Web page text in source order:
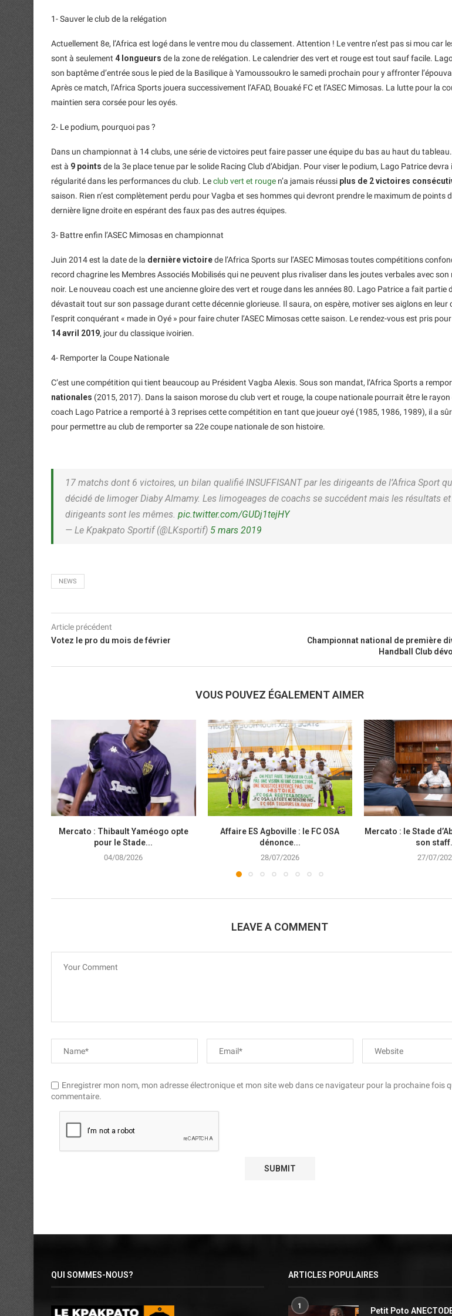
1- Sauver le club de la relégation
Actuellement 8e, l’Africa est logé dans le ventre mou du classement. Attention ! Le ventre n’est pas si mou car
sont à seulement 4 longueurs de la zone de relégation. Le calendrier des vert et rouge est tout sauf facile.
son baptême d’entrée sous le pied de la Basilique à Yamoussoukro le samedi prochain pour y affronter
Après ce match, l’Africa Sports jouera successivement l’AFAD, Bouaké FC et l’ASEC Mimosas. La lutte pour la
maintien sera corsée pour les oyés.
2- Le podium, pourquoi pas ?
Dans un championnat à 14 clubs, une série de victoires peut faire passer une équipe du bas au haut du tableau.
est à 9 points de la 3e place tenue par le solide Racing Club d’Abidjan. Pour viser le podium, Lago Patrice
régularité dans les performances du club. Leclub vert et rouge n’a jamais réussi plus de 2 victoires
saison. Rien n’est complètement perdu pour Vagba et ses hommes qui devront prendre le maximum de points
dernière ligne droite en espérant des faux pas des autres équipes.
3- Battre enfin l’ASEC Mimosas en championnat
Juin 2014 est la date de la dernière victoirede l’Africa Sports sur l’ASEC Mimosas toutes compétitions
record chagrine les Membres Associés Mobilisés qui ne peuvent plus rivaliser dans les joutes verbales avec son
noir. Le nouveau coach est une ancienne gloire des vert et rouge dans les années 80. Lago Patrice a fait partie
dévastait tout sur son passage durant cette décennie glorieuse. Il saura, on espère, motiver ses aiglons en
l’esprit conquérant « made in Oyé » pour faire chuter l’ASEC Mimosas cette saison. Le rendez-vous est pris
14 avril 2019, jour du classique ivoirien.
4- Remporter la Coupe Nationale
C’est une compétition qui tient beaucoup au Président Vagba Alexis. Sous son mandat, l’Africa Sports a
nationales (2015, 2017). Dans la saison morose du club vert et rouge, la coupe nationale pourrait être le rayon
coach Lago Patrice a remporté à 3 reprises cette compétition en tant que joueur oyé (1985, 1986, 1989), il a
pour permettre au club de remporter sa 22e coupe nationale de son histoire.
17 matchs dont 6 victoires, un bilan qualifié INSUFFISANT par les dirigeants de l’Africa Sport
décidé de limoger Diaby Almamy. Les limogeages de coachs se succédent mais les résultats
dirigeants sont les mêmes. pic.twitter.com/GUDj1tejHY
— Le Kpakpato Sportif (@LKsportif) 5 mars 2019
NEWS
Article précédent
Votez le pro du mois de février
Championnat national de première
Handball Club
VOUS POUVEZ ÉGALEMENT AIMER
Mercato : Thibault Yaméogo opte
pour le Stade...
04/08/2026
Affaire ES Agboville : le FC OSA
dénonce...
28/07/2026
Mercato : le Stade
son
27/07/
LEAVE A COMMENT
Enregistrer mon nom, mon adresse électronique et mon site web dans ce navigateur pour la prochaine fois
commentaire.
QUI SOMMES-NOUS? ARTICLES POPULAIRES
1 Petit Poto